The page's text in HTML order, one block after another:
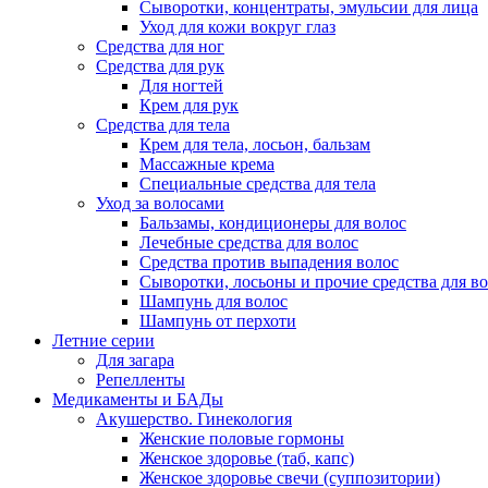
Сыворотки, концентраты, эмульсии для лица
Уход для кожи вокруг глаз
Средства для ног
Средства для рук
Для ногтей
Крем для рук
Средства для тела
Крем для тела, лосьон, бальзам
Массажные крема
Специальные средства для тела
Уход за волосами
Бальзамы, кондиционеры для волос
Лечебные средства для волос
Средства против выпадения волос
Сыворотки, лосьоны и прочие средства для
Шампунь для волос
Шампунь от перхоти
Летние серии
Для загара
Репелленты
Медикаменты и БАДы
Акушерство. Гинекология
Женские половые гормоны
Женское здоровье (таб, капс)
Женское здоровье свечи (суппозитории)